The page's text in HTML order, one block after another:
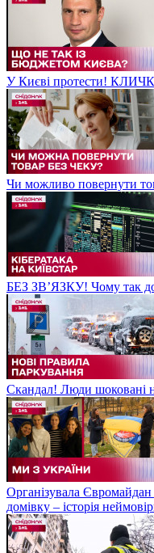
У Києві протести!
Чи можливо повернути
БЕЗ ЗВʼЯЗКУ! Чому так
Скандал! Люди шоковані
Організувала Євромайдан
домівку – історія